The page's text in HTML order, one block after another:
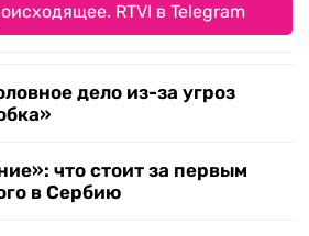
RTVI в Telegram
дело из-за угроз
что стоит за первым
в Сербию